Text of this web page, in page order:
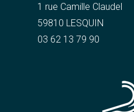
1 rue Camille Claudel
59810 LESQUIN
03 62 13 79 90